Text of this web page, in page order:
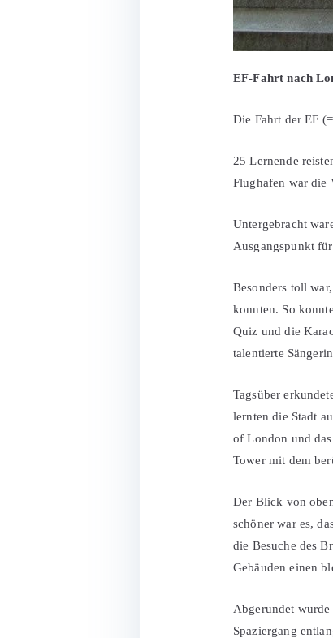
EF-Fahrt nach
Die Fahrt der EF
25 Lernende
Flughafen war die
Untergebracht
Ausgangspunkt
Besonders toll
konnten. So
Quiz und die
talentierte
Tagsüber
lernten die Stadt
of London und
Tower mit dem
Der Blick von
schöner war es,
die Besuche des
Gebäuden einen
Abgerundet wurde
Spaziergang